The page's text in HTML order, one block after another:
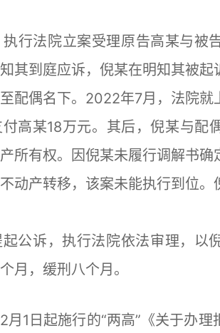
法院立案受理原告高某与被告
其到庭应诉，倪某在明知其被
配偶名下。2022年7月，法院就
高某18万元。其后，倪某与配
所有权。因倪某未履行调解书
动产转移，该案未能执行到位
诉，执行法院依法审理，以
月，缓刑八个月。
日起施行的“两高”《关于办理